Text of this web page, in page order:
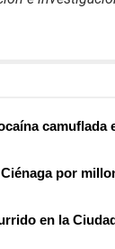
camuflada
por
en la